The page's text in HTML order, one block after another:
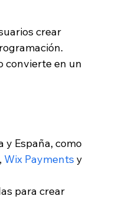
crear
convierte en un
y España, como
Wix Payments y
para crear